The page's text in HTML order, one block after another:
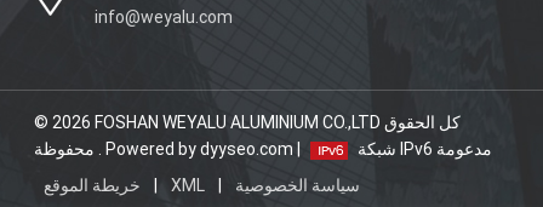
info@weyalu.com
© 2026 FOSHAN WEYALU ALUMINIUM CO.,LTD كل الحقوق
محفوظة . Powered by dyyseo.com |
شبكة IPv6 مدعومة
XML سياسة الخصوصية